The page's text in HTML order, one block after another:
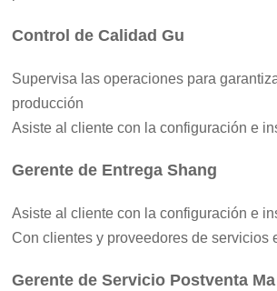
Control de Calidad Gu
Supervisa las operaciones para
producción
Asiste al cliente con la configuración e
Gerente de Entrega Shang
Asiste al cliente con la configuración e
Con clientes y proveedores de servicios
Gerente de Servicio Postventa Ma